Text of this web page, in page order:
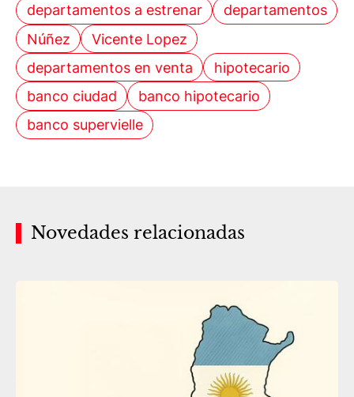
departamentos a estrenar
departamentos
Núñez
Vicente Lopez
departamentos en venta
hipotecario
banco ciudad
banco hipotecario
banco supervielle
Novedades relacionadas